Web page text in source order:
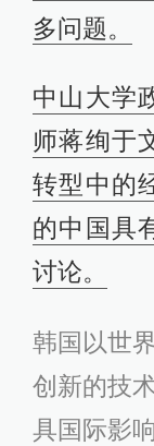
多问题。
中山大学
师蒋绚于
转型中的
的中国具
讨论。
韩国以世
创新的技
具国际影